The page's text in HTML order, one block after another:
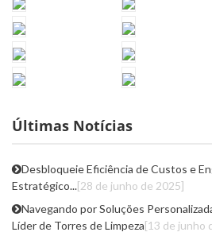
Últimas Notícias
Desbloqueie Eficiência de Custos e
Estratégico...[28 de junho de 2025]
Navegando por Soluções
Líder de Torres de Limpeza[13 de junho